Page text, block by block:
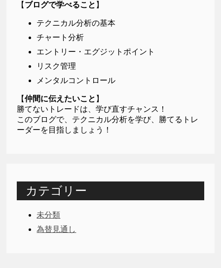
【 ブログで学べること 】
テクニカル分析の基本
チャート分析
エントリー・エグジットポイント
リスク管理
メンタルコントロール
【仲間に伝えたいこと 】
勝てないトレードは、学び直すチャンス！
このブログで、テクニカル分析を学び、勝てるトレ
ーダーを目指しましょう！
カテゴリー
未分類
為替見通し